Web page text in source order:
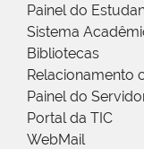
Painel do
Sistema
Bibliotecas
Relacionamento
Painel do
Portal da TIC
WebMail